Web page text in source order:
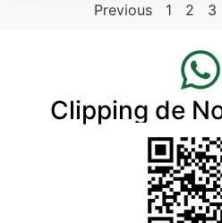
Previous 1 2 3
Clipping de